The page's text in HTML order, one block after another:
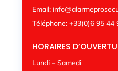
Email:
Téléphone: +33(0)6 95 44
HORAIRES
Lundi – Samedi